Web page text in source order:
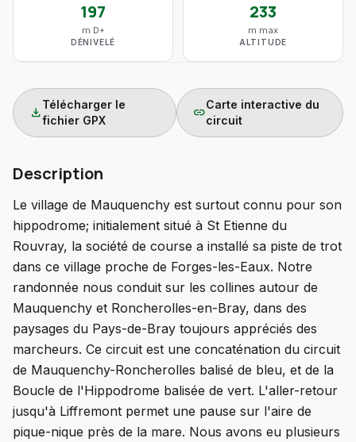
197
m D+
DÉNIVELÉ
233
m max
ALTITUDE
download
Télécharger le
fichier GPX
link
Carte interactive du
circuit
Description
Le village de Mauquenchy est surtout connu pour son
hippodrome; initialement situé à St Etienne du
Rouvray, la société de course a installé sa piste de trot
dans ce village proche de Forges-les-Eaux. Notre
randonnée nous conduit sur les collines autour de
Mauquenchy et Roncherolles-en-Bray, dans des
paysages du Pays-de-Bray toujours appréciés des
marcheurs. Ce circuit est une concaténation du circuit
de Mauquenchy-Roncherolles balisé de bleu, et de la
Boucle de l'Hippodrome balisée de vert. L'aller-retour
jusqu'à Liffremont permet une pause sur l'aire de
pique-nique près de la mare. Nous avons eu plusieurs